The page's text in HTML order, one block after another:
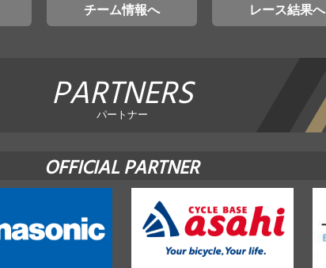
チーム情報へ レース結果へ
PARTNERS
パートナー
OFFICIAL PARTNER